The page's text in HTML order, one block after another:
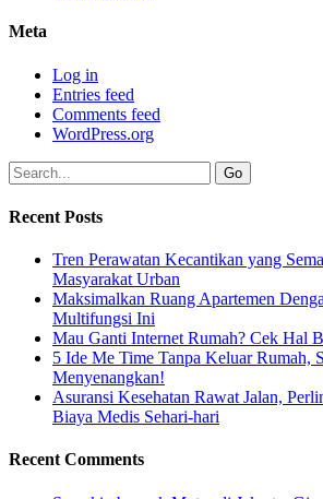
Meta
Log in
Entries feed
Comments feed
WordPress.org
Recent Posts
Tren Perawatan Kecantikan yang
Masyarakat Urban
Maksimalkan Ruang Apartemen
Multifungsi Ini
Mau Ganti Internet Rumah? Cek Hal
5 Ide Me Time Tanpa Keluar Rumah,
Menyenangkan!
Asuransi Kesehatan Rawat Jalan,
Biaya Medis Sehari-hari
Recent Comments